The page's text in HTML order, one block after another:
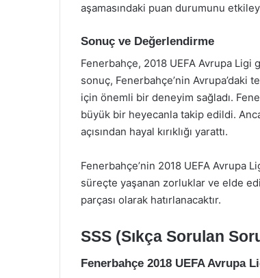
aşamasındaki puan durumunu
Sonuç ve Değerlendirme
Fenerbahçe, 2018 UEFA Avrupa Ligi
sonuç, Fenerbahçe’nin Avrupa’daki
için önemli bir deneyim sağladı.
büyük bir heyecanla takip edildi.
açısından hayal kırıklığı yarattı.
Fenerbahçe’nin 2018 UEFA Avrupa
süreçte yaşanan zorluklar ve elde
parçası olarak hatırlanacaktır.
SSS (Sıkça Sorulan
Fenerbahçe 2018 UEFA Avrupa